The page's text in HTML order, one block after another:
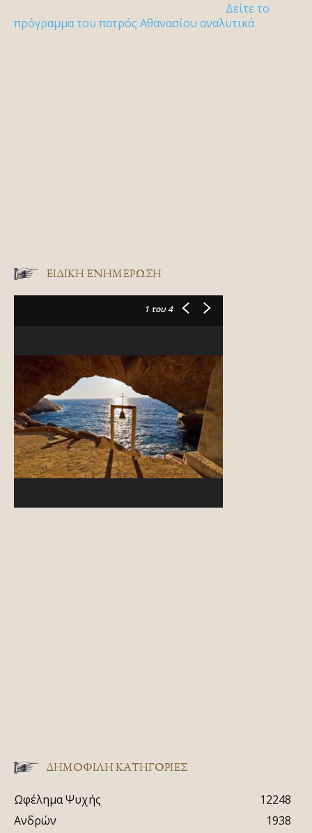
Δείτε το
πρόγραμμα του πατρός Αθανασίου αναλυτικά
ΕΙΔΙΚΉ ΕΝΗΜΈΡΩΣΗ
1 του 4
ΔΗΜΟΦΙΛΗ ΚΑΤΗΓΟΡΙΕΣ
Ωφέλημα Ψυχής
12248
Ανδρών
1938